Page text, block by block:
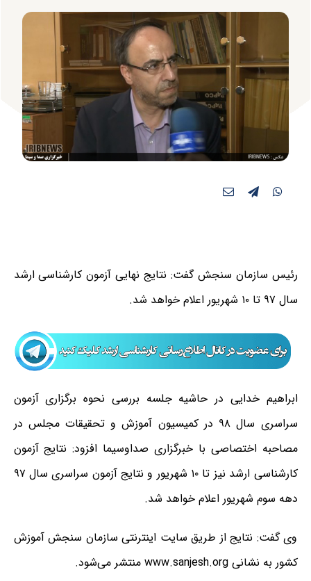
رئیس سازمان سنجش گفت: نتایج نهایی آزمون کارشناسی ارشد
سال ۹۷ تا ۱۰ شهریور اعلام خواهد شد.
ابراهیم خدایی در حاشیه جلسه ­بررسی نحوه برگزاری آزمون
سراسری سال ۹۸ در کمیسیون آموزش و تحقیقات مجلس در
مصاحبه اختصاصی با خبرگزاری صداوسیما افزود: نتایج آزمون
کارشناسی ارشد نیز تا ۱۰ شهریور و نتایج آزمون سراسری سال ۹۷
دهه سوم شهریور اعلام خواهد شد.
وی گفت: نتایج از طریق سایت اینترنتی سازمان سنجش آموزش
کشور به نشانیwww.sanjesh.org منتشر می‌شود.